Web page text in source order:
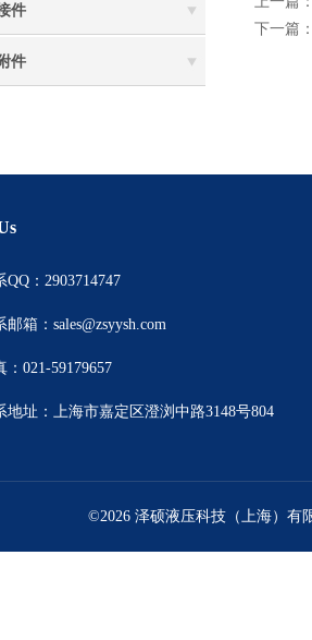
件
件
下一篇
QQ：2903714747
邮箱：sales@zsyysh.com
：021-59179657
地址：上海市嘉定区澄浏中路3148号804
©2026 泽硕液压科技（上海）有